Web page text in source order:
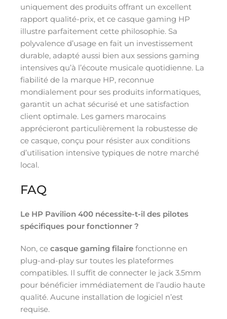
uniquement des produits offrant un excellent
rapport qualité-prix, et ce casque gaming HP
illustre parfaitement cette philosophie. Sa
polyvalence d’usage en fait un investissement
durable, adapté aussi bien aux sessions gaming
intensives qu’à l’écoute musicale quotidienne. La
fiabilité de la marque HP, reconnue
mondialement pour ses produits informatiques,
garantit un achat sécurisé et une satisfaction
client optimale. Les gamers marocains
apprécieront particulièrement la robustesse de
ce casque, conçu pour résister aux conditions
d’utilisation intensive typiques de notre marché
local.
FAQ
Le HP Pavilion 400 nécessite-t-il des pilotes
spécifiques pour fonctionner ?
Non, ce casque gaming filaire fonctionne en
plug-and-play sur toutes les plateformes
compatibles. Il suffit de connecter le jack 3.5mm
pour bénéficier immédiatement de l’audio haute
qualité. Aucune installation de logiciel n’est
requise.